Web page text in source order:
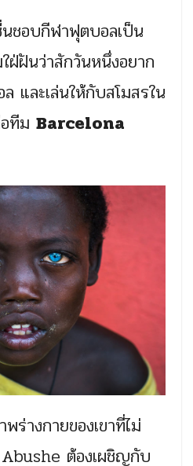
ชอบกีฬาฟุตบอลเป็น
ฝ่ฝันว่าสักวันหนึ่งอยาก
และเล่นให้กับสโมสรใน
ทีม Barcelona
ร่างกายของเขาที่ไม่
ต้องเผชิญกับ